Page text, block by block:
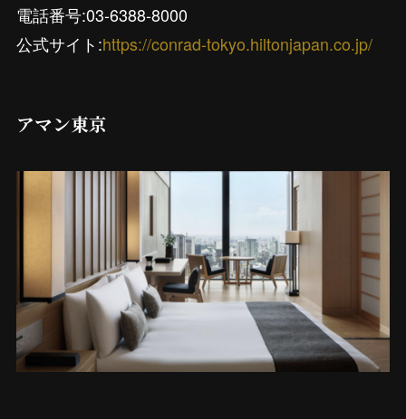
電話番号:03-6388-8000
公式サイト:https://conrad-tokyo.hiltonjapan.co.jp/
アマン東京